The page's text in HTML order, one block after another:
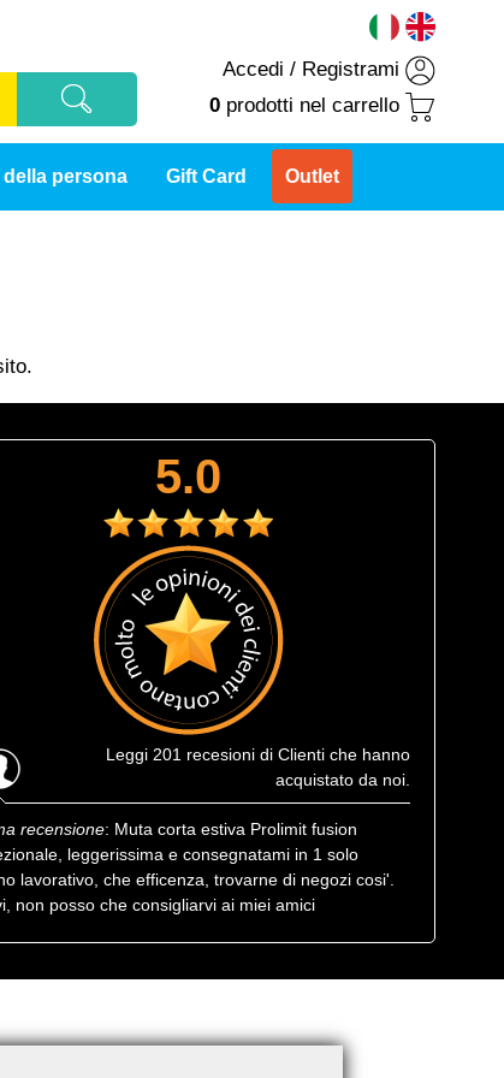
Accedi / Registrami
0 prodotti nel carrello
della persona Gift Card Outlet
5.0
Leggi 201 recesionidi Clienti che hanno
acquistato da noi.
recensione: Muta corta estiva Prolimit fusion
leggerissima e consegnatami in 1 solo
lavorativo, che efficenza, trovarne di negozi cosi'.
non posso che consigliarvi ai miei amici